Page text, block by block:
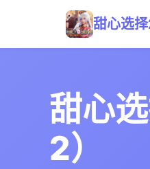
甜心选
甜心
2）